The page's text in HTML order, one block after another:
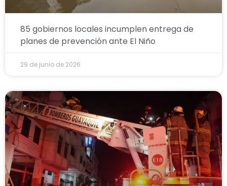
85 gobiernos locales incumplen entrega de
planes de prevención ante El Niño
29 de junio de 2026